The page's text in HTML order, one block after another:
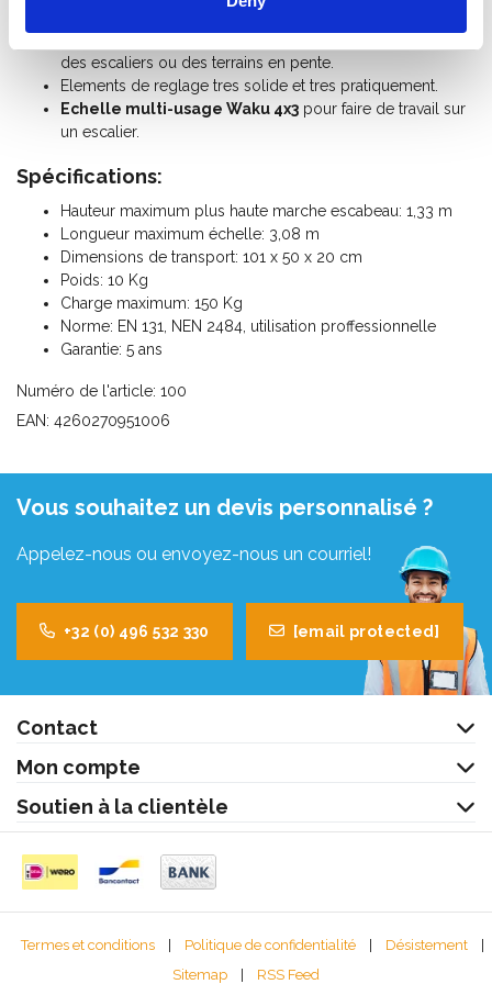
des escaliers ou des terrains en pente.
Elements de reglage tres solide et tres pratiquement.
Echelle multi-usage Waku 4x3 pour faire de travail sur
un escalier.
Spécifications:
Hauteur maximum plus haute marche escabeau: 1,33 m
Longueur maximum échelle: 3,08 m
Dimensions de transport: 101 x 50 x 20 cm
Poids: 10 Kg
Charge maximum: 150 Kg
Norme: EN 131, NEN 2484, utilisation proffessionnelle
Garantie: 5 ans
Numéro de l'article: 100
EAN: 4260270951006
Vous souhaitez un devis personnalisé ?
Appelez-nous ou envoyez-nous un courriel!
+32 (0) 496 532 330 [email protected]
Contact
Mon compte
Soutien à la clientèle
Termes et conditions | Politique de confidentialité | Désistement
|
Sitemap
| RSS Feed